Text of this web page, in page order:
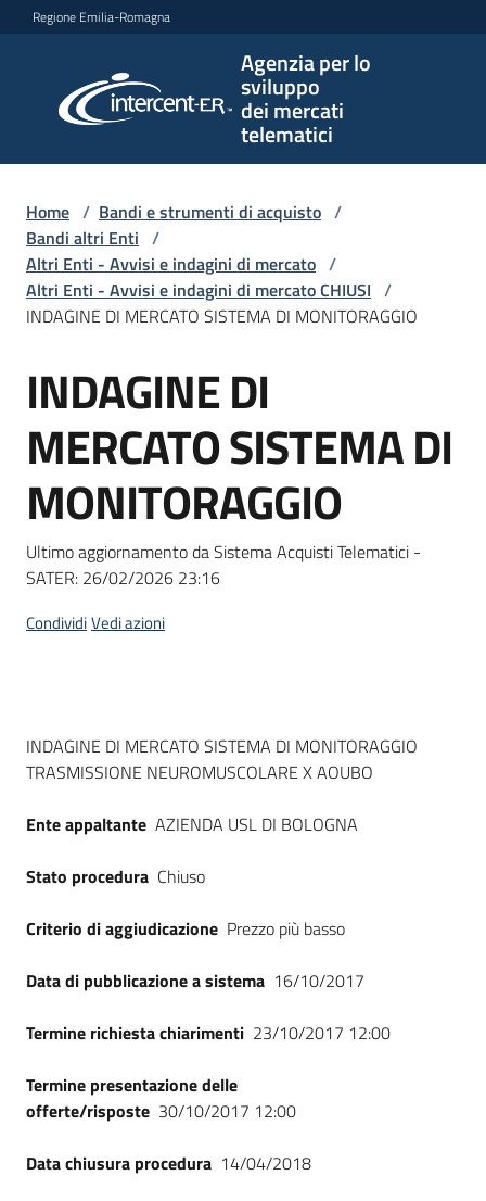
Vai al contenuto
Vai alla navigazione
Vai al footer
Regione Emilia-Romagna
Agenzia per lo
sviluppo
dei mercati
telematici
per lo
sviluppo
telematici
L'Agenzia
Bandi
strumenti
acquisto
Supporto
English
site
Seguici
Home / Bandi e strumenti di acquisto /
Bandi altri Enti /
Altri Enti - Avvisi e indagini di mercato /
Altri Enti - Avvisi e indagini di mercato CHIUSI /
INDAGINE DI MERCATO SISTEMA DI MONITORAGGIO
Salta al contenuto
INDAGINE DI
MERCATO SISTEMA DI
MONITORAGGIO
Ultimo aggiornamento da Sistema Acquisti Telematici -
SATER: 26/02/2026 23:16
CondividiVedi azioni
Dati del bando
INDAGINE DI MERCATO SISTEMA DI MONITORAGGIO
TRASMISSIONE NEUROMUSCOLARE X AOUBO
Ente appaltante AZIENDA USL DI BOLOGNA
Stato procedura Chiuso
Criterio di aggiudicazione Prezzo più basso
Data di pubblicazione a sistema 16/10/2017
Termine richiesta chiarimenti 23/10/2017 12:00
Termine presentazione delle
offerte/risposte 30/10/2017 12:00
Data chiusura procedura 14/04/2018